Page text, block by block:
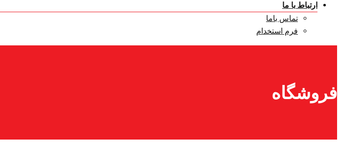
ارتباط با ما
تماس باما
فرم استخدام
فروشگاه